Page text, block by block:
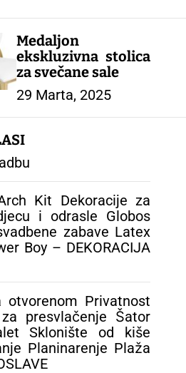
Medaljon
ekskluzivna stolica
za svečane sale
29 Marta, 2025
Kit Dekoracije za
i odrasle Globos
zabave Latex
Boy – DEKORACIJA
Privatnost
presvlačenje Šator
Sklonište od kiše
Planinarenje Plaža